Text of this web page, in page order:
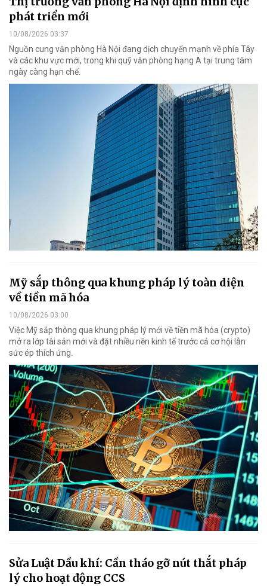
phát triển mới
10/08/2026 03:37
Nguồn cung văn phòng Hà Nội đang dịch chuyển mạnh về phía Tây
và các khu vực mới, trong khi quỹ văn phòng hạng A tại trung tâm
ngày càng hạn chế.
Mỹ sắp thông qua khung pháp lý toàn diện
về tiền mã hóa
10/08/2026 03:00
Việc Mỹ sắp thông qua khung pháp lý mới về tiền mã hóa (crypto)
mở ra lớp tài sản mới và đặt nhiều nền kinh tế trước cả cơ hội lẫn
sức ép thích ứng.
Sửa Luật Dầu khí: Cần tháo gỡ nút thắt pháp
lý cho hoạt động CCS